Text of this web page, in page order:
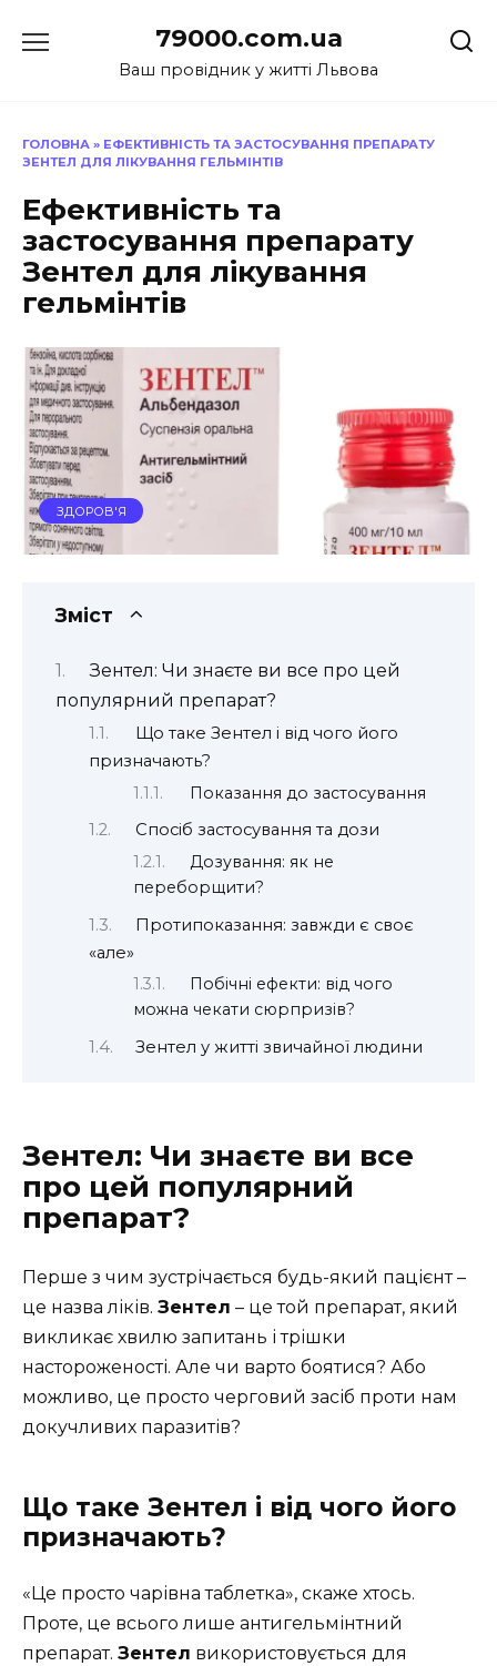
до
79000.com.ua
Ваш провідник у житті Львова
ГОЛОВНА » ЕФЕКТИВНІСТЬ ТА ЗАСТОСУВАННЯ ПРЕПАРАТУ
ЗЕНТЕЛ ДЛЯ ЛІКУВАННЯ ГЕЛЬМІНТІВ
Ефективність та
застосування препарату
Зентел для лікування
гельмінтів
ЗДОРОВ'Я
Зміст
Зентел: Чи знаєте ви все про цей
популярний препарат?
Що таке Зентел і від чого його
призначають?
Показання до застосування
Спосіб застосування та дози
Дозування: як не
переборщити?
Протипоказання: завжди є своє
«але»
Побічні ефекти: від чого
можна чекати сюрпризів?
Зентел у житті звичайної людини
Зентел: Чи знаєте ви все
про цей популярний
препарат?
Перше з чим зустрічається будь-який пацієнт –
це назва ліків. Зентел – це той препарат, який
викликає хвилю запитань і трішки
настороженості. Але чи варто боятися? Або
можливо, це просто черговий засіб проти нам
докучливих паразитів?
Що таке Зентел і від чого його
призначають?
«Це просто чарівна таблетка», скаже хтось.
Проте, це всього лише антигельмінтний
препарат. Зентел використовується для